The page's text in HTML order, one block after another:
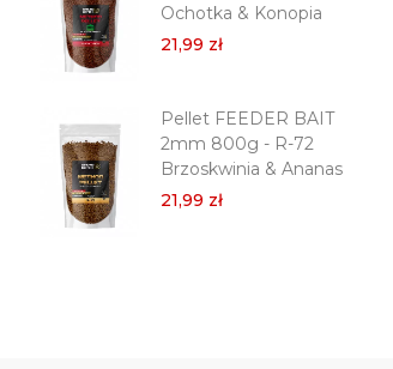
Ochotka & Konopia
21,99 zł
Pellet FEEDER BAIT
2mm 800g - R-72
Brzoskwinia & Ananas
21,99 zł